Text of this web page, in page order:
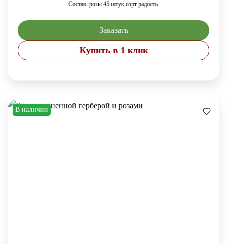
Состав: розы 45 штук сорт радость
Заказать
Купить в 1 клик
В наличии